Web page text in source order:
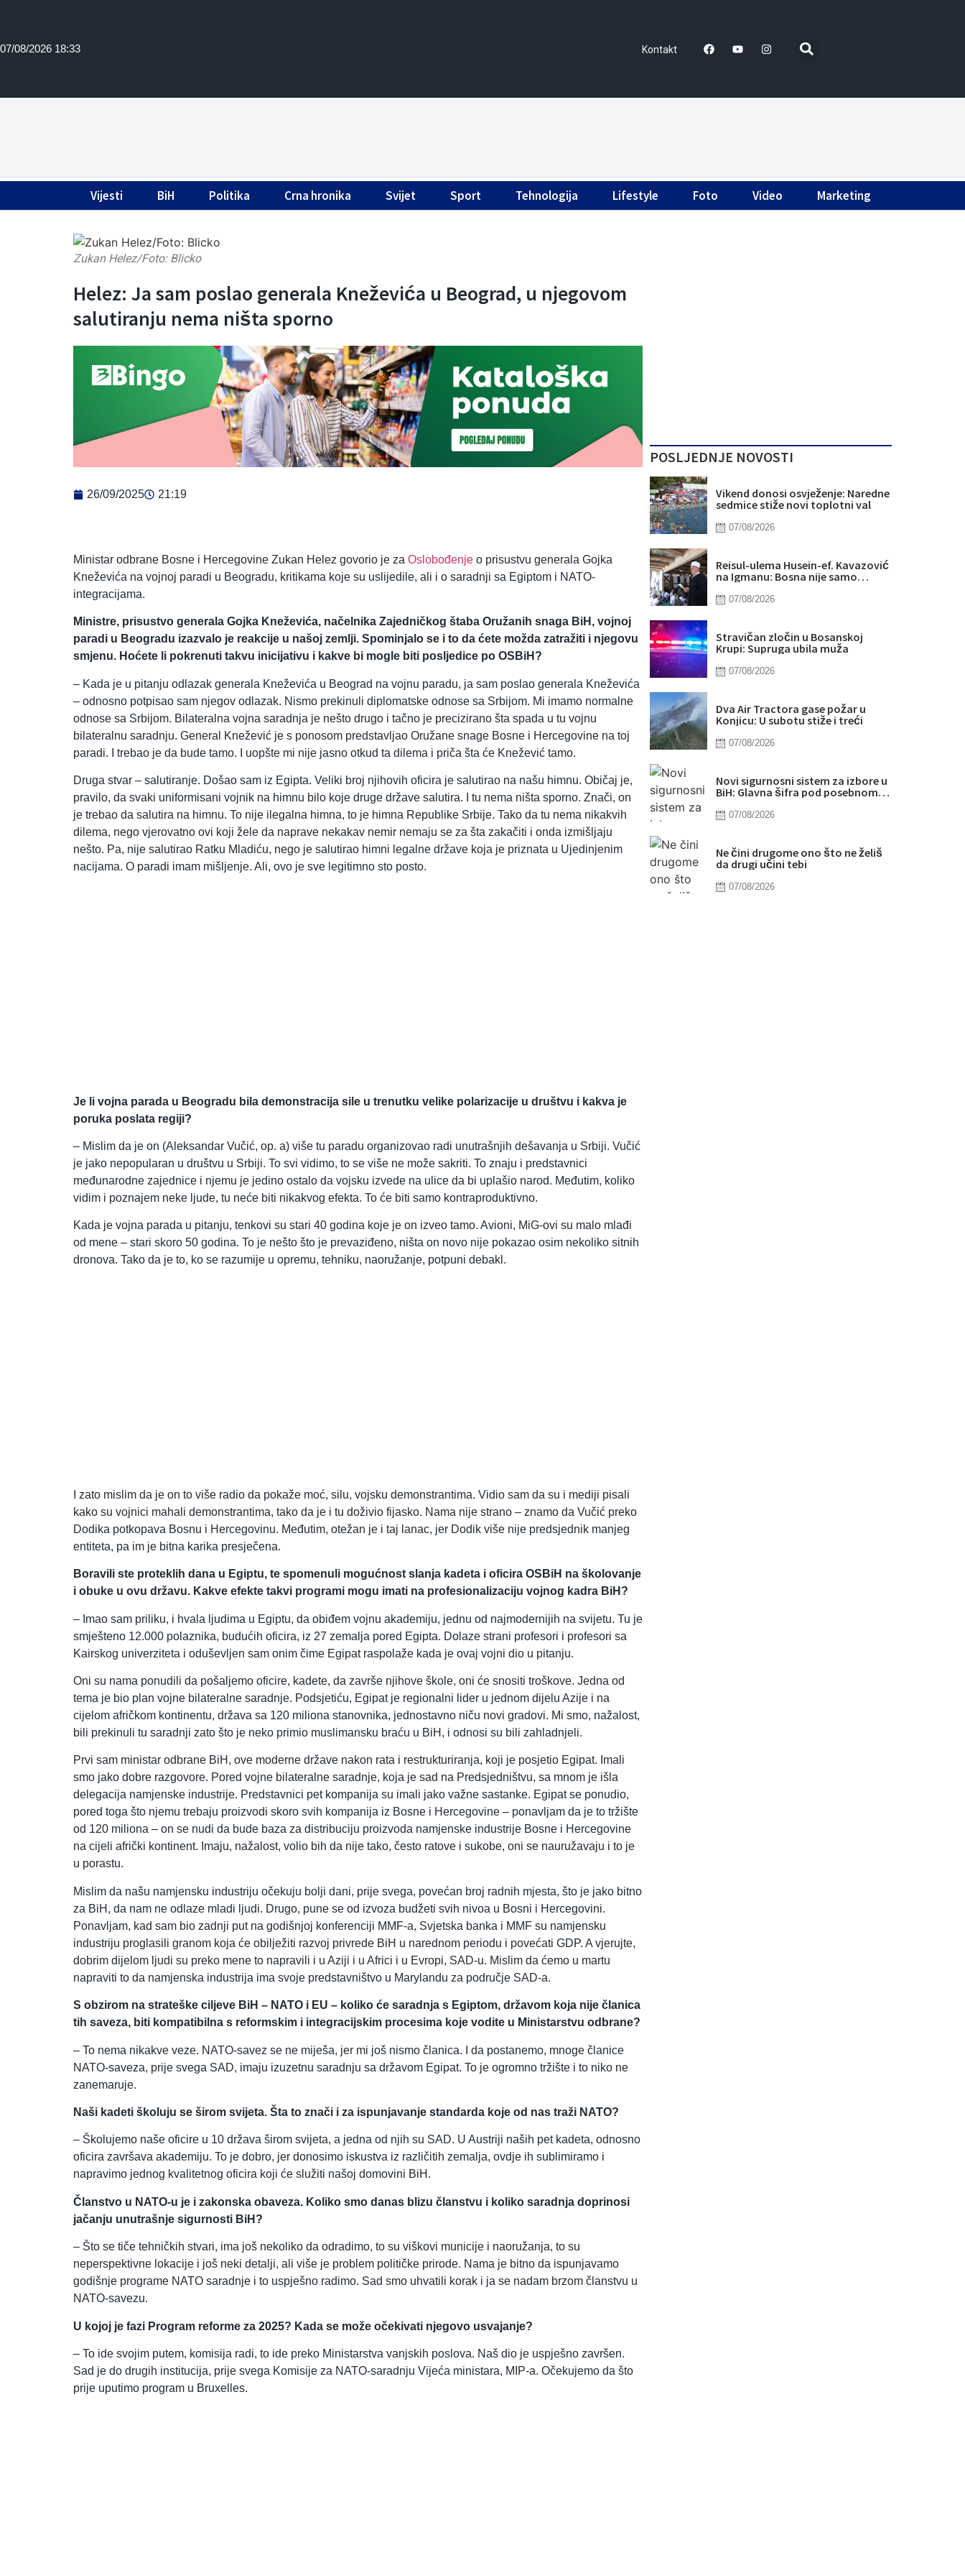
07/08/2026 18:33 Kontakt
Vijesti BiH Politika Crna hronika Svijet Sport Tehnologija Lifestyle Foto Video Marketing
Zukan Helez/Foto: Blicko
Helez: Ja sam poslao generala Kneževića u Beograd, u njegovom
salutiranju nema ništa sporno
26/09/2025 21:19
Ministar odbrane Bosne i Hercegovine Zukan Helez govorio je za Oslobođenje o prisustvu generala Gojka
Kneževića na vojnoj paradi u Beogradu, kritikama koje su uslijedile, ali i o saradnji sa Egiptom i NATO-
integracijama.
Ministre, prisustvo generala Gojka Kneževića, načelnika Zajedničkog štaba Oružanih snaga BiH, vojnoj
paradi u Beogradu izazvalo je reakcije u našoj zemlji. Spominjalo se i to da ćete možda zatražiti i njegovu
smjenu. Hoćete li pokrenuti takvu inicijativu i kakve bi mogle biti posljedice po OSBiH?
– Kada je u pitanju odlazak generala Kneževića u Beograd na vojnu paradu, ja sam poslao generala Kneževića
– odnosno potpisao sam njegov odlazak. Nismo prekinuli diplomatske odnose sa Srbijom. Mi imamo normalne
odnose sa Srbijom. Bilateralna vojna saradnja je nešto drugo i tačno je precizirano šta spada u tu vojnu
bilateralnu saradnju. General Knežević je s ponosom predstavljao Oružane snage Bosne i Hercegovine na toj
paradi. I trebao je da bude tamo. I uopšte mi nije jasno otkud ta dilema i priča šta će Knežević tamo.
Druga stvar – salutiranje. Došao sam iz Egipta. Veliki broj njihovih oficira je salutirao na našu himnu. Običaj je,
pravilo, da svaki uniformisani vojnik na himnu bilo koje druge države salutira. I tu nema ništa sporno. Znači, on
je trebao da salutira na himnu. To nije ilegalna himna, to je himna Republike Srbije. Tako da tu nema nikakvih
dilema, nego vjerovatno ovi koji žele da naprave nekakav nemir nemaju se za šta zakačiti i onda izmišljaju
nešto. Pa, nije salutirao Ratku Mladiću, nego je salutirao himni legalne države koja je priznata u Ujedinjenim
nacijama. O paradi imam mišljenje. Ali, ovo je sve legitimno sto posto.
Je li vojna parada u Beogradu bila demonstracija sile u trenutku velike polarizacije u društvu i kakva je
poruka poslata regiji?
– Mislim da je on (Aleksandar Vučić, op. a) više tu paradu organizovao radi unutrašnjih dešavanja u Srbiji. Vučić
je jako nepopularan u društvu u Srbiji. To svi vidimo, to se više ne može sakriti. To znaju i predstavnici
međunarodne zajednice i njemu je jedino ostalo da vojsku izvede na ulice da bi uplašio narod. Međutim, koliko
vidim i poznajem neke ljude, tu neće biti nikakvog efekta. To će biti samo kontraproduktivno.
Kada je vojna parada u pitanju, tenkovi su stari 40 godina koje je on izveo tamo. Avioni, MiG-ovi su malo mlađi
od mene – stari skoro 50 godina. To je nešto što je prevaziđeno, ništa on novo nije pokazao osim nekoliko sitnih
dronova. Tako da je to, ko se razumije u opremu, tehniku, naoružanje, potpuni debakl.
I zato mislim da je on to više radio da pokaže moć, silu, vojsku demonstrantima. Vidio sam da su i mediji pisali
kako su vojnici mahali demonstrantima, tako da je i tu doživio fijasko. Nama nije strano – znamo da Vučić preko
Dodika potkopava Bosnu i Hercegovinu. Međutim, otežan je i taj lanac, jer Dodik više nije predsjednik manjeg
entiteta, pa im je bitna karika presječena.
Boravili ste proteklih dana u Egiptu, te spomenuli mogućnost slanja kadeta i oficira OSBiH na školovanje
i obuke u ovu državu. Kakve efekte takvi programi mogu imati na profesionalizaciju vojnog kadra BiH?
– Imao sam priliku, i hvala ljudima u Egiptu, da obiđem vojnu akademiju, jednu od najmodernijih na svijetu. Tu je
smješteno 12.000 polaznika, budućih oficira, iz 27 zemalja pored Egipta. Dolaze strani profesori i profesori sa
Kairskog univerziteta i oduševljen sam onim čime Egipat raspolaže kada je ovaj vojni dio u pitanju.
Oni su nama ponudili da pošaljemo oficire, kadete, da završe njihove škole, oni će snositi troškove. Jedna od
tema je bio plan vojne bilateralne saradnje. Podsjetiću, Egipat je regionalni lider u jednom dijelu Azije i na
cijelom afričkom kontinentu, država sa 120 miliona stanovnika, jednostavno niču novi gradovi. Mi smo, nažalost,
bili prekinuli tu saradnji zato što je neko primio muslimansku braću u BiH, i odnosi su bili zahladnjeli.
Prvi sam ministar odbrane BiH, ove moderne države nakon rata i restrukturiranja, koji je posjetio Egipat. Imali
smo jako dobre razgovore. Pored vojne bilateralne saradnje, koja je sad na Predsjedništvu, sa mnom je išla
delegacija namjenske industrije. Predstavnici pet kompanija su imali jako važne sastanke. Egipat se ponudio,
pored toga što njemu trebaju proizvodi skoro svih kompanija iz Bosne i Hercegovine – ponavljam da je to tržište
od 120 miliona – on se nudi da bude baza za distribuciju proizvoda namjenske industrije Bosne i Hercegovine
na cijeli afrički kontinent. Imaju, nažalost, volio bih da nije tako, često ratove i sukobe, oni se nauružavaju i to je
u porastu.
Mislim da našu namjensku industriju očekuju bolji dani, prije svega, povećan broj radnih mjesta, što je jako bitno
za BiH, da nam ne odlaze mladi ljudi. Drugo, pune se od izvoza budžeti svih nivoa u Bosni i Hercegovini.
Ponavljam, kad sam bio zadnji put na godišnjoj konferenciji MMF-a, Svjetska banka i MMF su namjensku
industriju proglasili granom koja će obilježiti razvoj privrede BiH u narednom periodu i povećati GDP. A vjerujte,
dobrim dijelom ljudi su preko mene to napravili i u Aziji i u Africi i u Evropi, SAD-u. Mislim da ćemo u martu
napraviti to da namjenska industrija ima svoje predstavništvo u Marylandu za područje SAD-a.
S obzirom na strateške ciljeve BiH – NATO i EU – koliko će saradnja s Egiptom, državom koja nije članica
tih saveza, biti kompatibilna s reformskim i integracijskim procesima koje vodite u Ministarstvu odbrane?
– To nema nikakve veze. NATO-savez se ne miješa, jer mi još nismo članica. I da postanemo, mnoge članice
NATO-saveza, prije svega SAD, imaju izuzetnu saradnju sa državom Egipat. To je ogromno tržište i to niko ne
zanemaruje.
Naši kadeti školuju se širom svijeta. Šta to znači i za ispunjavanje standarda koje od nas traži NATO?
– Školujemo naše oficire u 10 država širom svijeta, a jedna od njih su SAD. U Austriji naših pet kadeta, odnosno
oficira završava akademiju. To je dobro, jer donosimo iskustva iz različitih zemalja, ovdje ih sublimiramo i
napravimo jednog kvalitetnog oficira koji će služiti našoj domovini BiH.
Članstvo u NATO-u je i zakonska obaveza. Koliko smo danas blizu članstvu i koliko saradnja doprinosi
jačanju unutrašnje sigurnosti BiH?
– Što se tiče tehničkih stvari, ima još nekoliko da odradimo, to su viškovi municije i naoružanja, to su
neperspektivne lokacije i još neki detalji, ali više je problem političke prirode. Nama je bitno da ispunjavamo
godišnje programe NATO saradnje i to uspješno radimo. Sad smo uhvatili korak i ja se nadam brzom članstvu u
NATO-savezu.
U kojoj je fazi Program reforme za 2025? Kada se može očekivati njegovo usvajanje?
– To ide svojim putem, komisija radi, to ide preko Ministarstva vanjskih poslova. Naš dio je uspješno završen.
Sad je do drugih institucija, prije svega Komisije za NATO-saradnju Vijeća ministara, MIP-a. Očekujemo da što
prije uputimo program u Bruxelles.
POSLJEDNJE NOVOSTI
Vikend donosi osvježenje: Naredne
sedmice stiže novi toplotni val
07/08/2026
Reisul-ulema Husein-ef. Kavazović
na Igmanu: Bosna nije samo
07/08/2026
Stravičan zločin u Bosanskoj
Krupi: Supruga ubila muža
07/08/2026
Dva Air Tractora gase požar u
Konjicu: U subotu stiže i treći
07/08/2026
Novi sigurnosni sistem za izbore u
BiH: Glavna šifra pod posebnom
07/08/2026
Ne čini drugome ono što ne želiš
da drugi učini tebi
07/08/2026